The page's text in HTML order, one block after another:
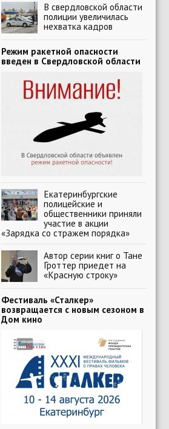
В свердловской области
полиции увеличилась
нехватка кадров
Режим ракетной опасности
введен в Свердловской области
Екатеринбургские
полицейские и
общественники приняли
участие в акции
«Зарядка со стражем порядка»
Автор серии книг о Тане
Гроттер приедет на
«Красную строку»
Фестиваль «Сталкер»
возвращается с новым сезоном в
Дом кино